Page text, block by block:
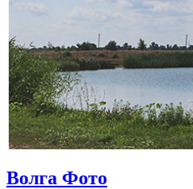
Волга Фото